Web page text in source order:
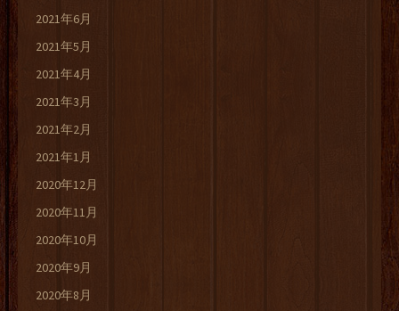
2021年6月
2021年5月
2021年4月
2021年3月
2021年2月
2021年1月
2020年12月
2020年11月
2020年10月
2020年9月
2020年8月